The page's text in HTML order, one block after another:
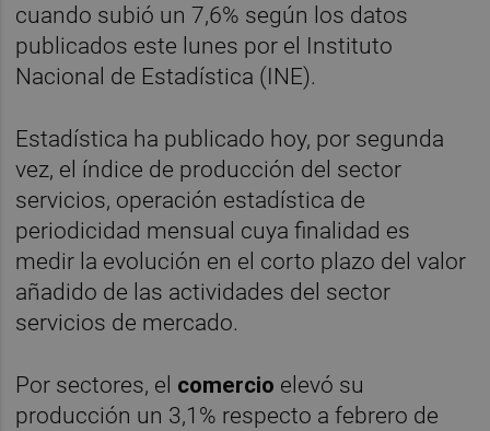
cuando subió un 7,6% según los datos
publicados este lunes por el Instituto
Nacional de Estadística (INE).
Estadística ha publicado hoy, por segunda
vez, el índice de producción del sector
servicios, operación estadística de
periodicidad mensual cuya finalidad es
medir la evolución en el corto plazo del valor
añadido de las actividades del sector
servicios de mercado.
Por sectores, el comercio elevó su
producción un 3,1% respecto a febrero de